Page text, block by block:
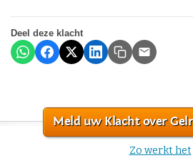
Deel deze klacht
Meld uw Klacht over
Zo werkt het